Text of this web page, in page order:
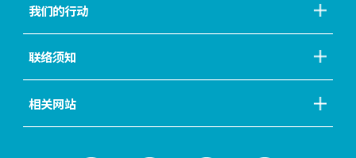
我们的行动
联络须知
相关网站